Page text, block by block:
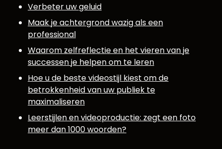
Verbeter uw geluid
Maak je achtergrond wazig als een
professional
Waarom zelfreflectie en het vieren van je
successen je helpen om te leren
Hoe u de beste videostijl kiest om de
betrokkenheid van uw publiek te
maximaliseren
Leerstijlen en videoproductie: zegt een foto
meer dan 1000 woorden?